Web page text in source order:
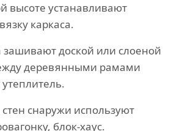
высоте устанавливают
каркаса.
зашивают доской или слоеной
деревянными рамами
снаружи используют
блок-хаус.